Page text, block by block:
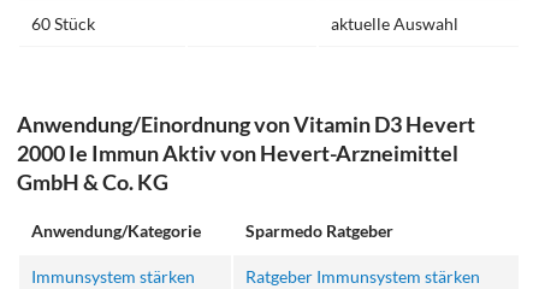
60 Stück aktuelle Auswahl
Anwendung/Einordnung von Vitamin D3 Hevert
2000 Ie Immun Aktiv von Hevert-Arzneimittel
GmbH & Co. KG
Anwendung/Kategorie Sparmedo Ratgeber
Immunsystem stärken Ratgeber Immunsystem stärken